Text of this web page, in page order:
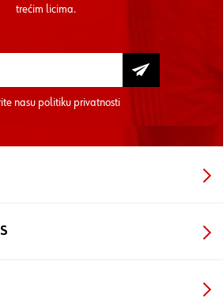
trećim licima.
nasu politiku privatnosti